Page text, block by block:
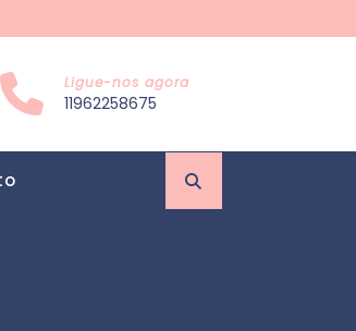
Ligue-nos agora
11962258675